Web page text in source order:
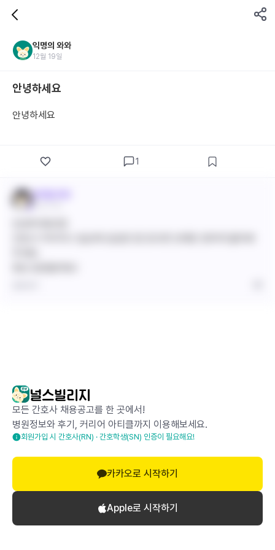
익명의 와와
12월 19일
안녕하세요
안녕하세요
1
로그인하고 댓글 달기
바이탈 와와
12월 19일
모든 간호사 채용공고를 한 곳에서!
병원정보와 후기, 커리어 아티클까지 이용해보세요.
회원가입 시 간호사(RN) · 간호학생(SN) 인증이 필요해요!
카카오로 시작하기
Apple로 시작하기